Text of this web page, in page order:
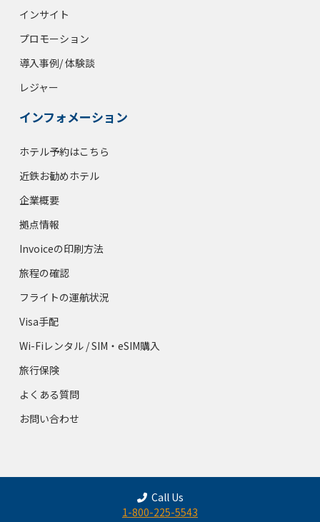
インサイト
プロモーション
導入事例/ 体験談
レジャー
インフォメーション
ホテル予約はこちら
近鉄お勧めホテル
企業概要
拠点情報
Invoiceの印刷方法
旅程の確認
フライトの運航状況
Visa手配
Wi-Fiレンタル / SIM・eSIM購入
旅行保険
よくある質問
お問い合わせ
Call Us
1-800-225-5543